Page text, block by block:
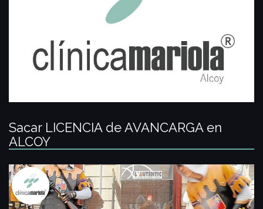
Sacar LICENCIA de AVANCARGA en
ALCOY